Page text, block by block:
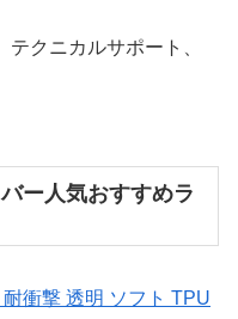
クニカルサポート、
ー人気おすすめラ
衝撃 透明 ソフト TPU